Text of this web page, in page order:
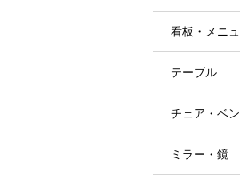
看板・メニ
テーブル
チェア・ベ
ミラー・鏡